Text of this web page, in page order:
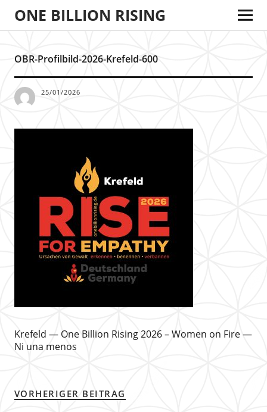
ONE BILLION RISING
OBR-Profilbild-2026-Krefeld-600
25/01/2026
Krefeld — One Billion Rising 2026 – Women on Fire —
Ni una menos
VORHERIGER BEITRAG